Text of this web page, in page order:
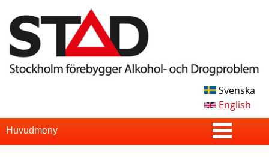
Skip
to
main
content
T
Svenska
English
S
u
Huvudmeny